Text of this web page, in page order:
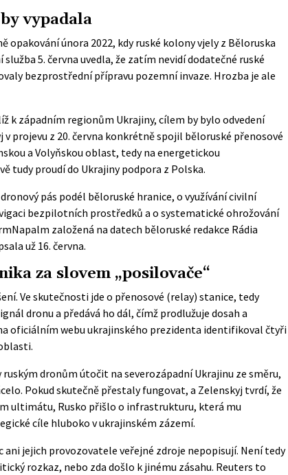
vypadala
opakování února 2022, kdy ruské kolony vjely z Běloruska
5. června uvedla, že zatím nevidí dodatečné ruské
bezprostřední přípravu pozemní invaze. Hrozba je ale
k západním regionům Ukrajiny, cílem by bylo odvedení
v projevu z 20. června konkrétně spojil běloruské přenosové
a Volyňskou oblast, tedy na energetickou
tudy proudí do Ukrajiny podpora z Polska.
pás podél běloruské hranice, o využívání civilní
bezpilotních prostředků a o systematické ohrožování
založená na datech běloruské redakce Rádia
už 16. června.
za slovem „posilovače“
Ve skutečnosti jde o přenosové (relay) stanice, tedy
dronu a předává ho dál, čímž prodlužuje dosah a
oficiálním webu ukrajinského prezidenta identifikoval čtyři
dronům útočit na severozápadní Ukrajinu ze směru,
Pokud skutečně přestaly fungovat, a Zelenskyj tvrdí, že
ultimátu, Rusko přišlo o infrastrukturu, která mu
cíle hluboko v ukrajinském zázemí.
jejich provozovatele veřejné zdroje nepopisují. Není tedy
rozkaz, nebo zda došlo k jinému zásahu. Reuters to